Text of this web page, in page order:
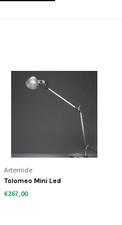
Artemide
Tolomeo Mini Led
€267,00